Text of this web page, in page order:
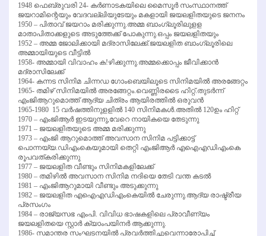
1948 ഫെബ്രുവരി 24- കര്‍ണാടകയിലെ മൈസൂര്‍ സംസ്ഥാനത്ത്
ജയറാമിന്റെയും വേദവല്ലിയുടേയും മകളായി ജയലളിതയുടെ ജനനം
1950 – പിതാവ് ജയറാം മരിക്കുന്നു.അമ്മ ബാംഗ്ലൂരിലുളള
മാതാപിതാക്കളുടെ അടുത്തേക്ക് പോകുന്നു.ഒപ്പം ജയലളിതയും
1952 – അമ്മ ജോലിക്കായി മദ്രാസിലേക്ക്.ജയലളിത ബാംഗ്ലൂരിലെ
അമ്മായിയുടെ വീട്ടില്‍
1958- അമ്മായി വിവാഹം ക!ഴിക്കുന്നു.അമ്മക്കൊപ്പം ജീവിക്കാന്‍
മദ്രാസിലേക്ക്
1964- കന്നട സിനിമ ചിന്നഡ ഗോംബെയിലൂടെ സിനിമയില്‍ അരങ്ങേറ്റം
1965- തമിഴ് സിനിമയില്‍ അരങ്ങേറ്റം.വെണ്ണിരടൈ ഹിറ്റ്.തുടര്‍ന്ന്
എംജിആറുമൊത്ത് ആദ്യ ചിത്രം ആയിരത്തില്‍ ഒരുവന്‍
1965-1980 15 വര്‍ഷത്തിനുളളില്‍ 140 സിനിമകള്‍.അതില്‍ 120ഉം ഹിറ്റ്
1970 – എംജിആര്‍ ഇടയുന്നു,വേറെ നായികയെ തേടുന്നു
1971 – ജയലളിതയുടെ അമ്മ മരിക്കുന്നു
1973 – എംജി ആറുമൊത്ത് അവസാന സിനിമ പട്ടിക്കാട്ട്
പൊന്നയ്യ.ഡിഎംകെയുമായി തെറ്റി എംജിആര്‍ എഐഎഡിഎംകെ
രൂപവത്കരിക്കുന്നു
1977 – ജയലളിത വീണ്ടും സിനിമകളിലേക്ക്
1980 – തമിഴില്‍ അവസാന സിനിമ നദിയെ തേടി വന്ത കടല്‍
1981 – എംജിആറുമായി വീണ്ടും അടുക്കുന്നു
1982 – ജയലളിത എഐഎഡിഎംകെയില്‍ ചേരുന്നു.ആദ്യ രാഷ്ട്രീയ
പ്രസംഗം
1984 – രാജ്യസഭ എംപി. വിവിധ ഭാഷകളിലെ പ്രാവീണ്യം
ജയലളിതയെ സ്റ്റാര്‍ ക്യാംപയിനര്‍ ആക്കുന്നു.
1986- സമാന്തര സംഘടനയില്‍ പ്രവര്‍ത്തിച്ചുവെന്നാരോപിച്ച്